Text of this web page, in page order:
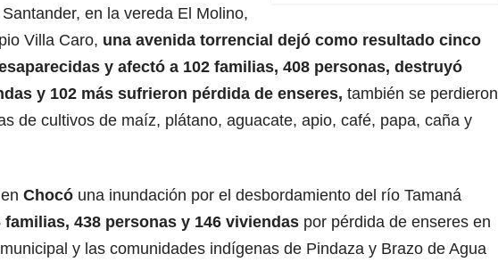
en la vereda El Molino,
Villa Caro, una avenida torrencial dejó como resultado cinco
y afectó a 102 familias, 408 personas, destruyó
y 102 más sufrieron pérdida de enseres, también se perdieron
de cultivos de maíz, plátano, aguacate, apio, café, papa, caña y
Chocó una inundación por el desbordamiento del río Tamaná
familias, 438 personas y 146 viviendas por pérdida de enseres en
y las comunidades indígenas de Pindaza y Brazo de Agua